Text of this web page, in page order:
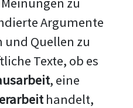
Argumente
und Quellen zu
Texte, ob es
, eine
handelt,